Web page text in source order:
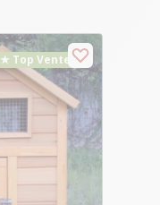
★ Top Vente